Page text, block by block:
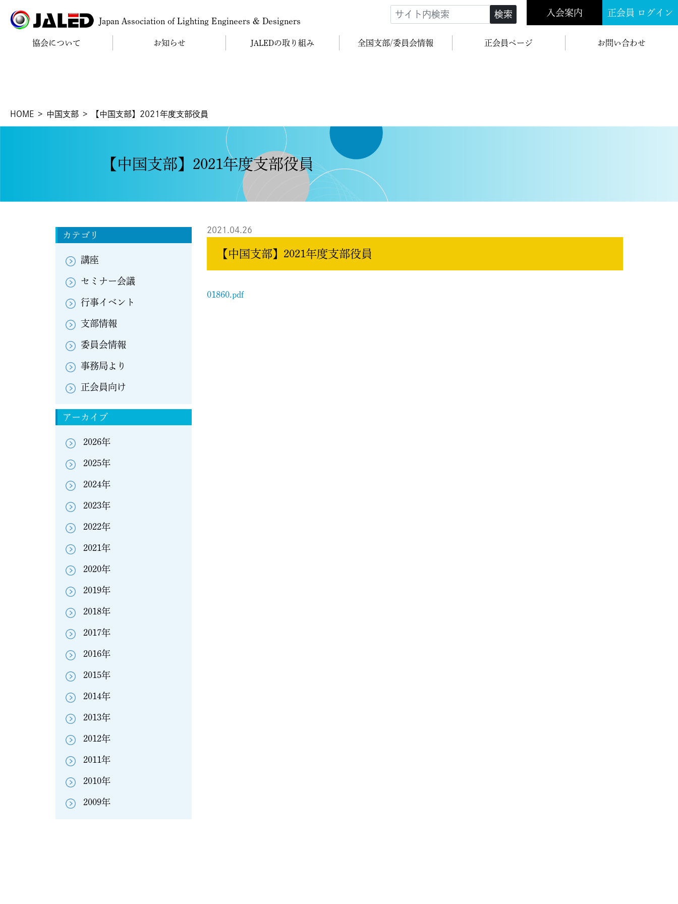
Japan Association of Lighting Engineers & Designers
検索 入会案内 正会員 ログイン
協会について お知らせ JALEDの取り組み 全国支部/委員会情報 正会員ページ お問い合わせ
HOME 中国支部 【中国支部】2021年度支部役員
【中国支部】2021年度支部役員
カテゴリ
講座
セミナー会議
行事イベント
支部情報
委員会情報
事務局より
正会員向け
アーカイブ
2026年
2025年
2024年
2023年
2022年
2021年
2020年
2019年
2018年
2017年
2016年
2015年
2014年
2013年
2012年
2011年
2010年
2009年
2021.04.26
【中国支部】2021年度支部役員
01860.pdf